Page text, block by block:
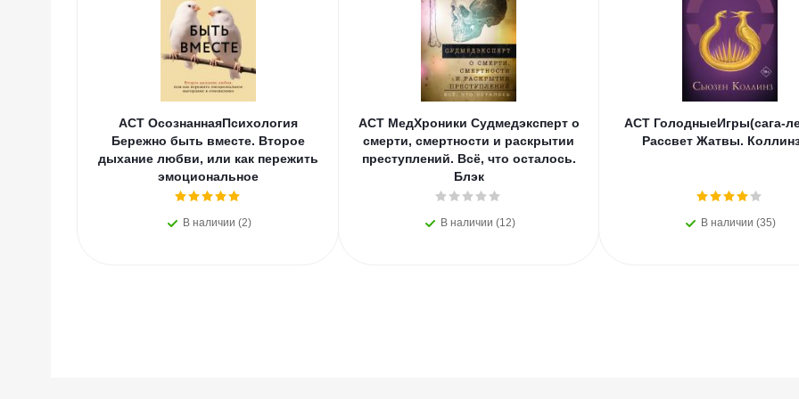
АСТ ОсознаннаяПсихология
Бережно быть вместе. Второе
дыхание любви, или как пережить
эмоциональное
В наличии (2)
АСТ МедХроники Судмедэксперт о
смерти, смертности и раскрытии
преступлений. Всё, что осталось.
Блэк
В наличии (12)
АСТ ГолодныеИгры(сага-
Рассвет Жатвы.
В наличии (35)